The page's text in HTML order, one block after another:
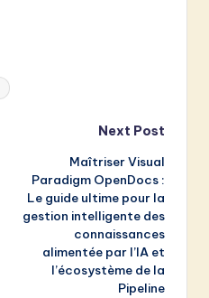
Next Post
Maîtriser Visual
Paradigm OpenDocs :
Le guide ultime pour la
gestion intelligente des
connaissances
alimentée par l’IA et
l’écosystème de la
Pipeline